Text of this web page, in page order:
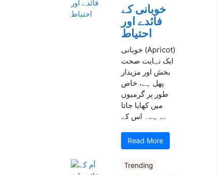
خوبانی کے
فائدے اور
احتیاط
خوبانی (Apricot)
ایک نہایت صحت
بخش اور مزیدار
پھل ہے، خاص
طور پر گرمیوں
میں کھایا جاتا
ہے۔ اس کے ...
Read More
Trending